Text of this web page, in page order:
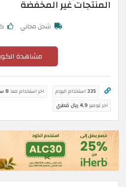
المنتجات غير المخفضة
شحن مجاني
مشاهدة
335 استخدام اليوم اخر استخدام منذ 8 ساعة
اخر توفير 4.9 ريال قطري